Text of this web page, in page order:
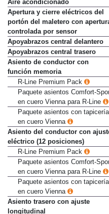
Aire acondicionado
Apertura y cierre eléctricos del
portón del maletero con apertura
controlada por sensor
Apoyabrazos central delantero
Apoyabrazos central trasero
Asiento de conductor con
función memoria
R-Line Premium Pack
Paquete asientos Comfort-Sport
en cuero Vienna para R-Line
Paquete asientos con tapicería
en cuero Vienna
Asiento del conductor con ajuste
eléctrico (12 posiciones)
R-Line Premium Pack
Paquete asientos Comfort-Sport
en cuero Vienna para R-Line
Paquete asientos con tapicería
en cuero Vienna
Asiento trasero con ajuste